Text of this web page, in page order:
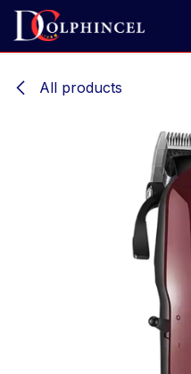
Ir al contenido
All products